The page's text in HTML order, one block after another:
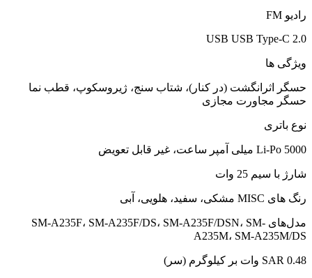
رادیو FM
USB USB Type-C 2.0
ویژگی ها
حسگر اثرانگشت (در کنار)، شتاب سنج، ژیروسکوپ، قطب نما
حسگر مجاورت مجازی
نوع باتری
Li-Po 5000 میلی آمپر ساعت، غیر قابل تعویض
شارژ با سیم 25 وات
رنگ های MISC مشکی، سفید، هلویی، آبی
مدل‌های SM-A235F، SM-A235F/DS، SM-A235F/DSN، SM-
A235M، SM-A235M/DS
SAR 0.48 وات بر کیلوگرم (سر)